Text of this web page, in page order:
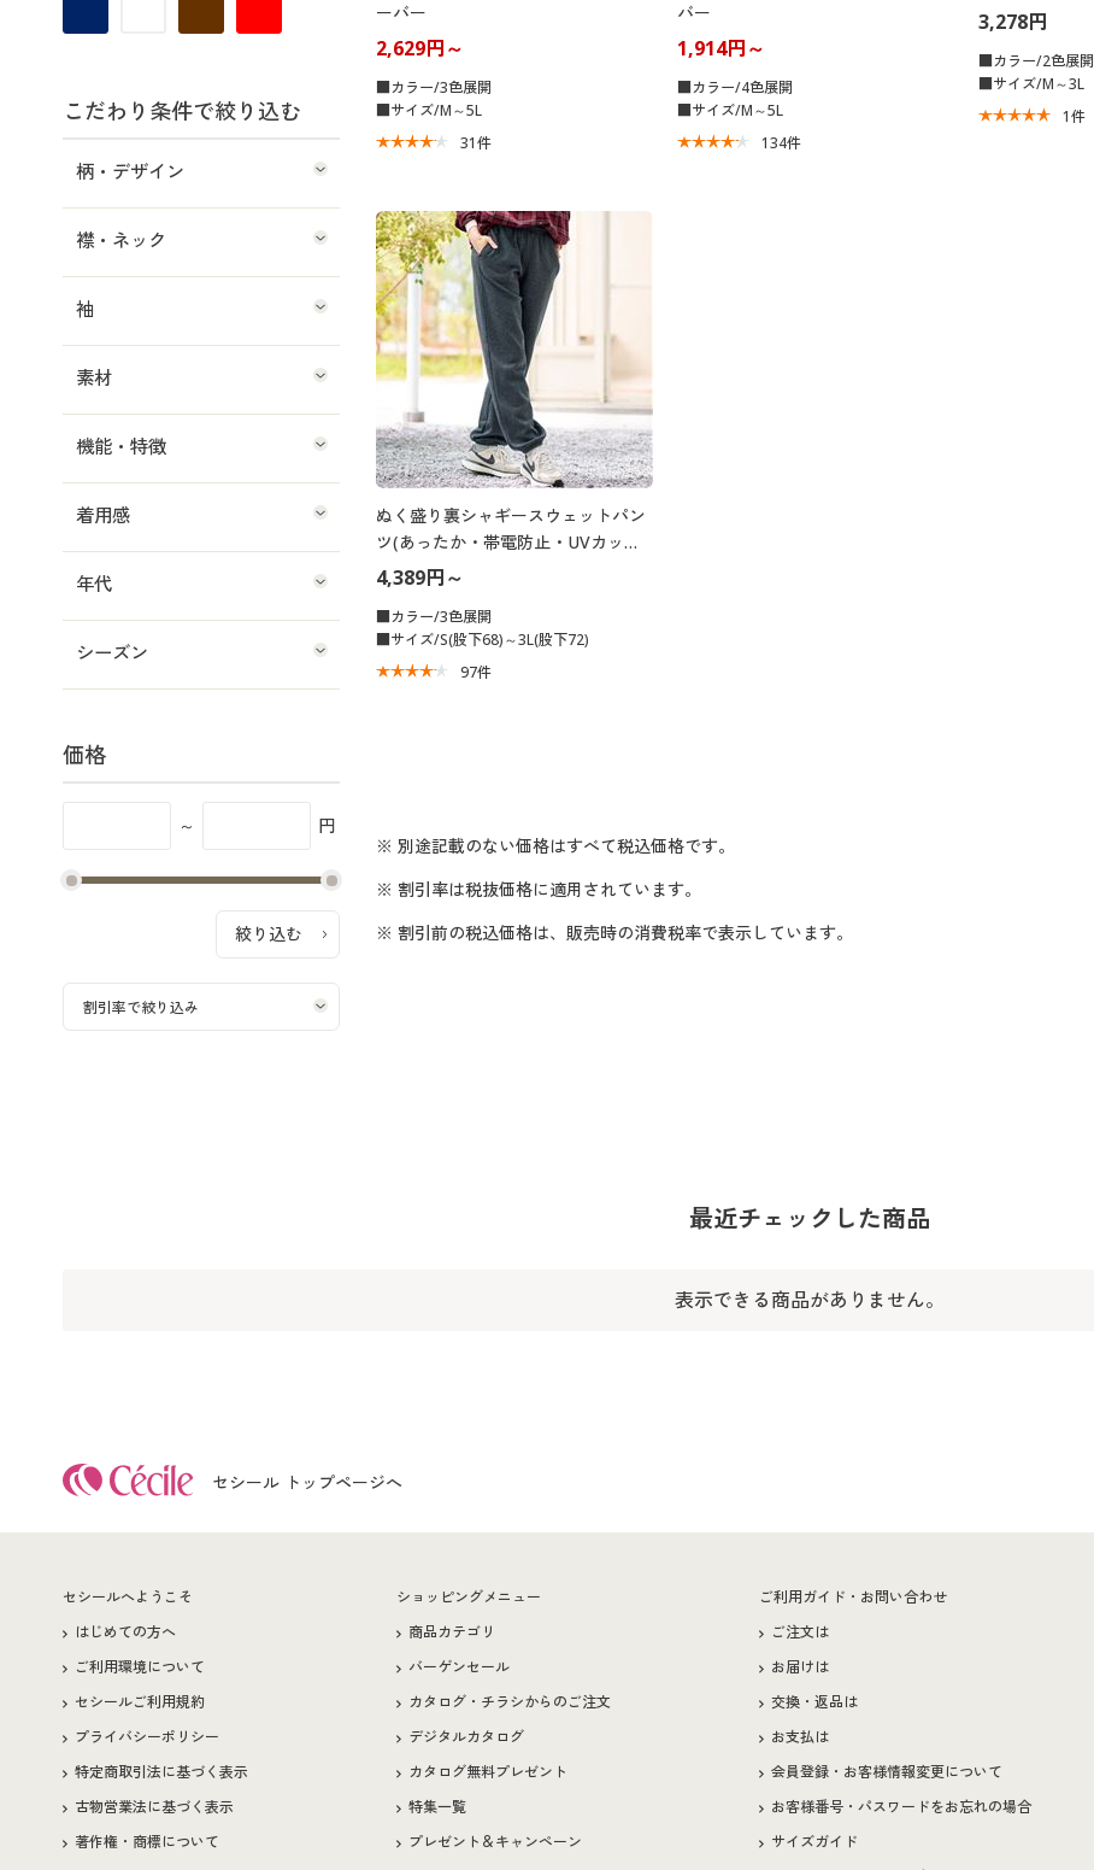
ーバー
2,629円～
■カラー/3色展開
■サイズ/M～5L
31件
バー
1,914円～
■カラー/4色展開
■サイズ/M～5L
134件
3,278円
■カラー/2色展開
■サイズ/M～3L
1件
ぬく盛り裏シャギースウェットパン
ツ(あったか・帯電防止・UVカッ
ト・人気商品・節電対策)
4,389円～
■カラー/3色展開
■サイズ/S(股下68)～3L(股下72)
97件
※ 別途記載のない価格はすべて税込価格です。
※ 割引率は税抜価格に適用されています。
※ 割引前の税込価格は、販売時の消費税率で表示しています。
こだわり条件で絞り込む
柄・デザイン
襟・ネック
袖
素材
機能・特徴
着用感
年代
シーズン
価格
～ 円
最近チェックした商品
表示できる商品がありません。
セシール トップページへ
セシールへようこそ
はじめての方へ
ご利用環境について
セシールご利用規約
プライバシーポリシー
特定商取引法に基づく表示
古物営業法に基づく表示
著作権・商標について
ショッピングメニュー
商品カテゴリ
バーゲンセール
カタログ・チラシからのご注文
デジタルカタログ
カタログ無料プレゼント
特集一覧
プレゼント＆キャンペーン
ご利用ガイド・お問い合わせ
ご注文は
お届けは
交換・返品は
お支払は
会員登録・お客様情報変更について
お客様番号・パスワードをお忘れの場合
サイズガイド